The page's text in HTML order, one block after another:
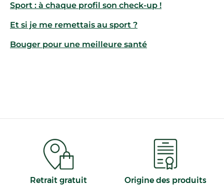
Sport : à chaque profil son check-up !
Et si je me remettais au sport ?
Bouger pour une meilleure santé
Retrait gratuit
Origine des produits